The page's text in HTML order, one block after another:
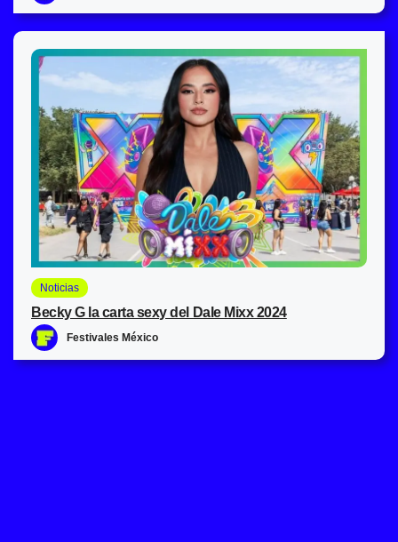
Noticias
Becky G la carta sexy del Dale Mixx 2024
Festivales México